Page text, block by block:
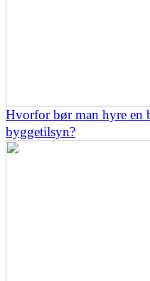
Hvorfor bør man hyre en
byggetilsyn?